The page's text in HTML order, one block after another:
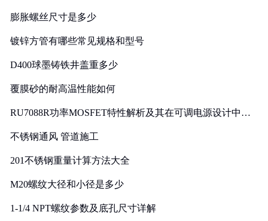
膨胀螺丝尺寸是多少
镀锌方管有哪些常见规格和型号
D400球墨铸铁井盖重多少
覆膜砂的耐高温性能如何
RU7088R功率MOSFET特性解析及其在可调电源设计中的
不锈钢通风 管道施工
201不锈钢重量计算方法大全
M20螺纹大径和小径是多少
1-1/4 NPT螺纹参数及底孔尺寸详解